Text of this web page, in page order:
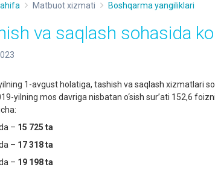
Matbuot xizmati Boshqarma yangiliklari
va saqlash sohasida
1-avgust holatiga, tashish va saqlash xizmatlari
yilning mos davriga nisbatan o‘sish sur’ati 152,6
– 15 725 ta
– 17 318 ta
– 19 198 ta